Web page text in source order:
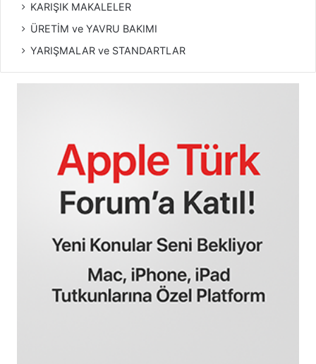
KARIŞIK MAKALELER
ÜRETİM ve YAVRU BAKIMI
YARIŞMALAR ve STANDARTLAR